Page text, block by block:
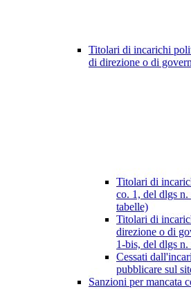
Titolari di incarichi
di direzione o di
Titolari di
co. 1, del dlgs
tabelle)
Titolari di
direzione o di
1-bis, del dlgs
Cessati
pubblicare sul
Sanzioni per mancata